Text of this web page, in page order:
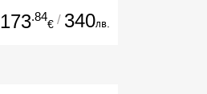
173.84
€ / 340лв.